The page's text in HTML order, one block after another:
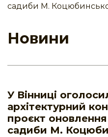
садиби М.
Новини
У Вінниці
архітектурний
проєкт
садиби М.